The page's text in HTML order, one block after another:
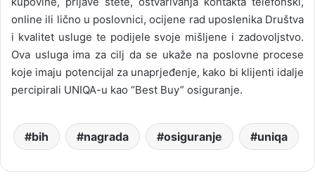
online ili lično u poslovnici, ocijene rad uposlenika Društva
i kvalitet usluge te podijele svoje mišljene i zadovoljstvo.
Ova usluga ima za cilj da se ukaže na poslovne procese
koje imaju potencijal za unaprjeđenje, kako bi klijenti idalje
percipirali UNIQA-u kao “Best Buy” osiguranje.
bih nagrada osiguranje uniqa